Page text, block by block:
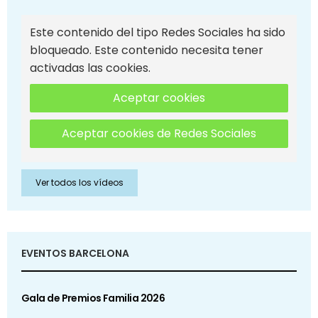
Este contenido del tipo Redes Sociales ha sido
bloqueado. Este contenido necesita tener
activadas las cookies.
Aceptar cookies
Aceptar cookies de Redes Sociales
Ver todos los vídeos
EVENTOS BARCELONA
Gala de Premios Familia 2026